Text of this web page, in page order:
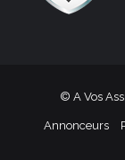
© A Vos
Annonceurs